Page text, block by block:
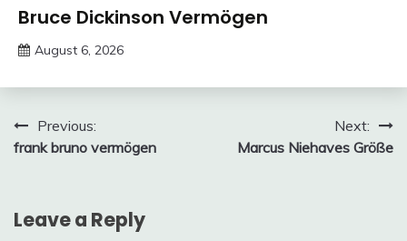
Trends
Bruce Dickinson Vermögen
August 6, 2026
Meme
Post
navigation
Previous:
frank bruno vermögen
Next:
Marcus Niehaves Größe
Leave a Reply